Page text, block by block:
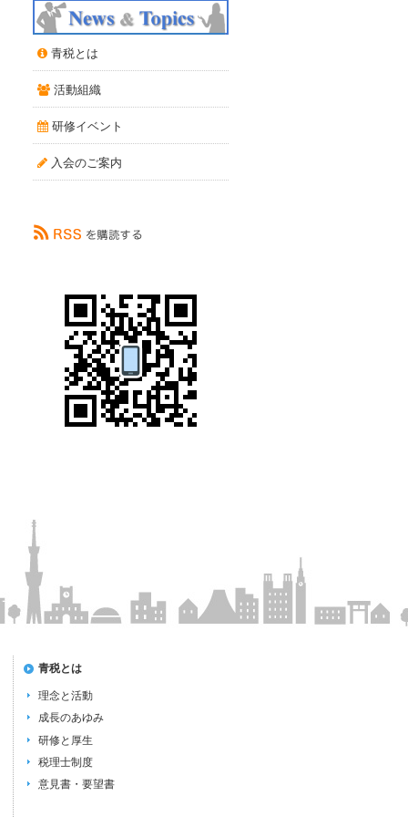
青税とは
活動組織
研修イベント
入会のご案内
青税とは
理念と活動
成長のあゆみ
研修と厚生
税理士制度
意見書・要望書